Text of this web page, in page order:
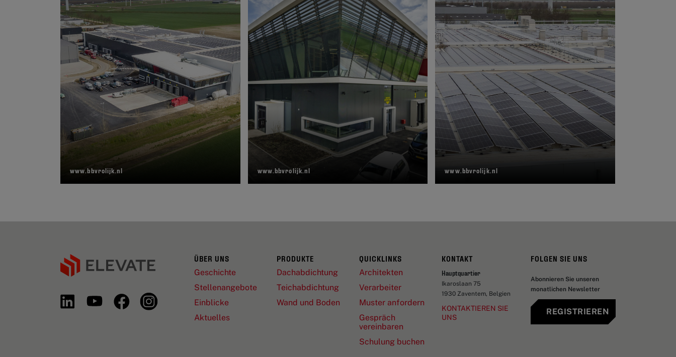
www.bbvrolijk.nl www.bbvrolijk.nl www.bbvrolijk.nl
ÜBER UNS
Geschichte
Stellenangebote
Einblicke
Aktuelles
PRODUKTE
Dachabdichtung
Teichabdichtung
Wand und Boden
QUICKLINKS
Architekten
Verarbeiter
Muster anfordern
Gespräch
vereinbaren
Schulung buchen
KONTAKT
Hauptquartier
Ikaroslaan 75
1930 Zaventem, Belgien
KONTAKTIEREN SIE
UNS
FOLGEN SIE UNS
Abonnieren Sie unseren
monatlichen Newsletter
REGISTRIEREN